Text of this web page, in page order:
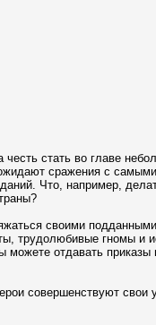
стать во главе
сражения с
Что, например,
своими
трудолюбивые гномы и
отдавать
совершенствуют свои